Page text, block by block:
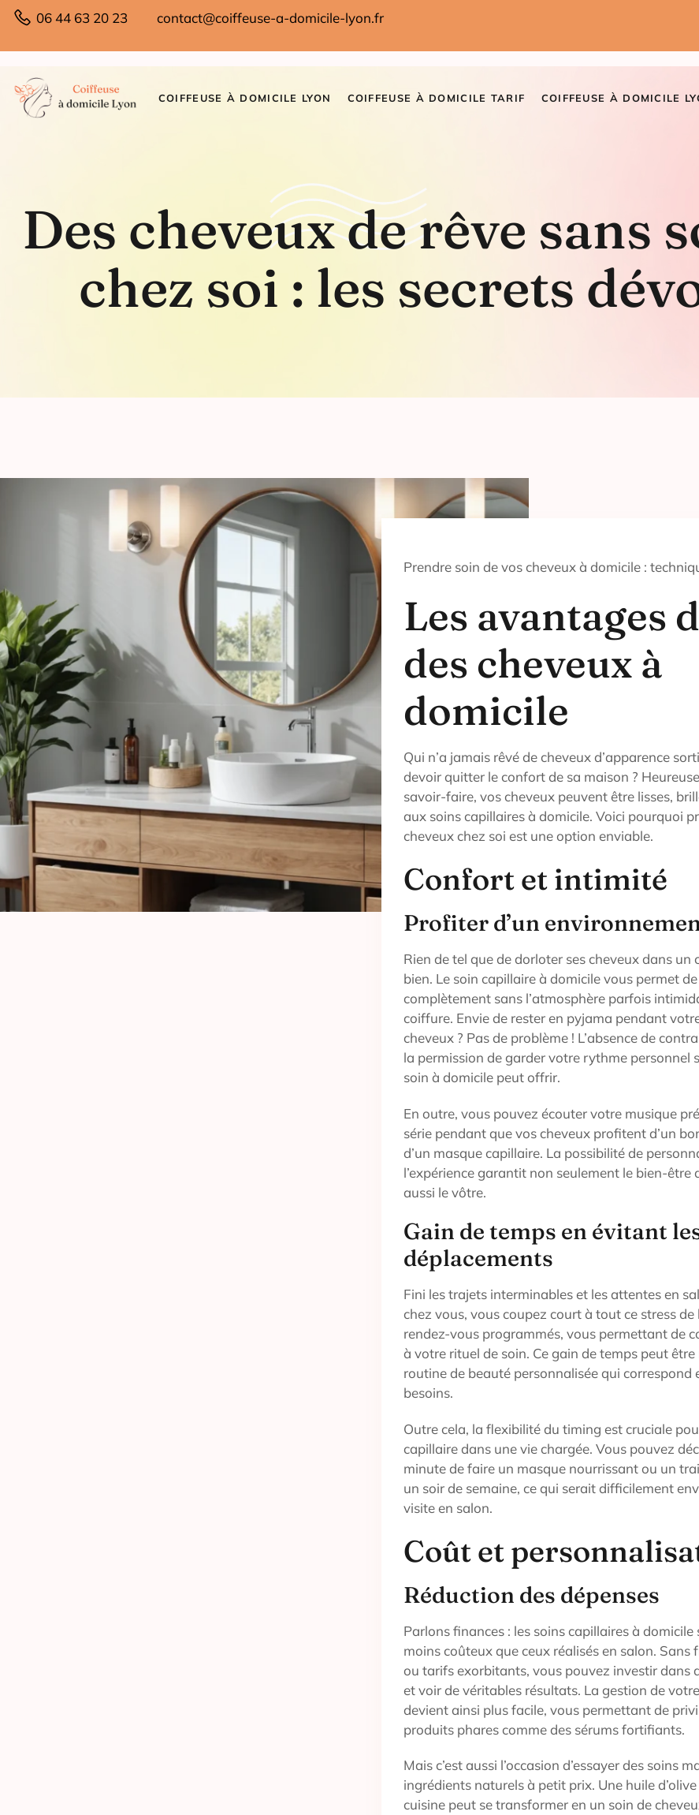
06 44 63 20 23 contact@coiffeuse-a-domicile-lyon.fr
COIFFEUSE À DOMICILE LYON COIFFEUSE À DOMICILE TARIF COIFFEUSE À DOMICILE
Des cheveux de rêve sans
chez soi : les secrets
Prendre soin de vos cheveux à domicile :
Les avantages
des cheveux à
domicile
Qui n’a jamais rêvé de cheveux d’apparence
devoir quitter le confort de sa maison ?
savoir-faire, vos cheveux peuvent être lisses,
aux soins capillaires à domicile. Voici pourquoi
cheveux chez soi est une option enviable.
Confort et intimité
Profiter d’un
Rien de tel que de dorloter ses cheveux dans un
bien. Le soin capillaire à domicile vous permet
complètement sans l’atmosphère parfois
coiffure. Envie de rester en pyjama pendant
cheveux ? Pas de problème ! L’absence de
la permission de garder votre rythme personnel
soin à domicile peut offrir.
En outre, vous pouvez écouter votre musique
série pendant que vos cheveux profitent d’un
d’un masque capillaire. La possibilité de
l’expérience garantit non seulement le bien-être
aussi le vôtre.
Gain de temps en évitant
déplacements
Fini les trajets interminables et les attentes en
chez vous, vous coupez court à tout ce stress
rendez-vous programmés, vous permettant de
à votre rituel de soin. Ce gain de temps peut
routine de beauté personnalisée qui correspond
besoins.
Outre cela, la flexibilité du timing est cruciale
capillaire dans une vie chargée. Vous pouvez
minute de faire un masque nourrissant ou un
un soir de semaine, ce qui serait difficilement
visite en salon.
Coût et
Réduction des dépenses
Parlons finances : les soins capillaires à
moins coûteux que ceux réalisés en salon. Sans
ou tarifs exorbitants, vous pouvez investir dans
et voir de véritables résultats. La gestion de
devient ainsi plus facile, vous permettant de
produits phares comme des sérums fortifiants.
Mais c’est aussi l’occasion d’essayer des soins
ingrédients naturels à petit prix. Une huile
cuisine peut se transformer en un soin de